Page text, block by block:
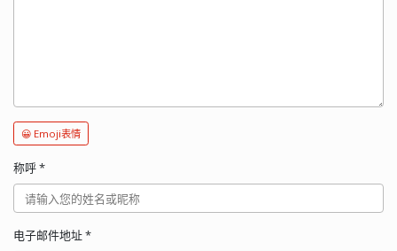
😀 Emoji表情
称呼*
电子邮件地址*